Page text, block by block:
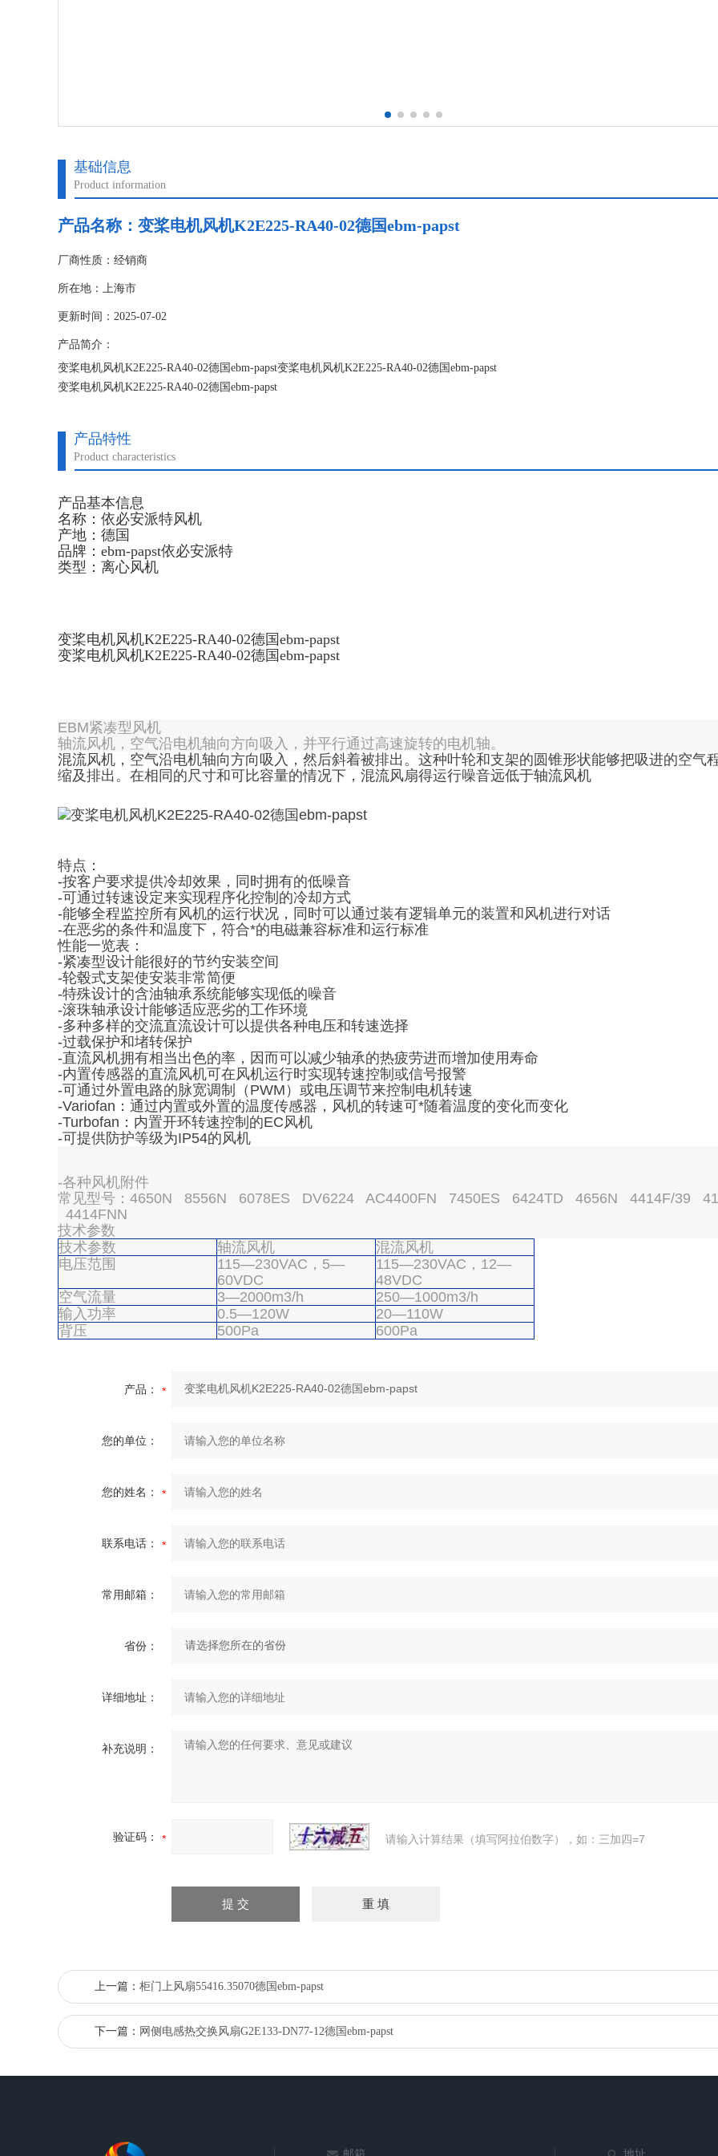
基础信息
Product information
产品名称：变桨电机风机K2E225-RA40-02德国ebm-papst
厂商性质：经销商
所在地：上海市
更新时间：2025-07-02
产品简介：
变桨电机风机K2E225-RA40-02德国ebm-papst变桨电机风机K2E225-RA40-02德国ebm-papst
变桨电机风机K2E225-RA40-02德国ebm-papst
产品特性
Product characteristics
产品基本信息
名称：依必安派特风机
产地：德国
品牌：ebm-papst依必安派特
类型：离心风机
变桨电机风机K2E225-RA40-02德国ebm-papst
变桨电机风机K2E225-RA40-02德国ebm-papst
EBM紧凑型风机
轴流风机，空气沿电机轴向方向吸入，并平行通过高速旋转的电机轴。
混流风机，空气沿电机轴向方向吸入，然后斜着被排出。这种叶轮和支架的圆锥形状能够把吸进的空气
缩及排出。在相同的尺寸和可比容量的情况下，混流风扇得运行噪音远低于轴流风机
特点：
-按客户要求提供冷却效果，同时拥有的低噪音
-可通过转速设定来实现程序化控制的冷却方式
-能够全程监控所有风机的运行状况，同时可以通过装有逻辑单元的装置和风机进行对话
-在恶劣的条件和温度下，符合*的电磁兼容标准和运行标准
性能一览表：
-紧凑型设计能很好的节约安装空间
-轮毂式支架使安装非常简便
-特殊设计的含油轴承系统能够实现低的噪音
-滚珠轴承设计能够适应恶劣的工作环境
-多种多样的交流直流设计可以提供各种电压和转速选择
-过载保护和堵转保护
-直流风机拥有相当出色的率，因而可以减少轴承的热疲劳进而增加使用寿命
-内置传感器的直流风机可在风机运行时实现转速控制或信号报警
-可通过外置电路的脉宽调制（PWM）或电压调节来控制电机转速
-Variofan：通过内置或外置的温度传感器，风机的转速可*随着温度的变化而变化
-Turbofan：内置开环转速控制的EC风机
-可提供防护等级为IP54的风机
-各种风机附件
常见型号：4650N 8556N 6078ES DV6224 AC4400FN 7450ES 6424TD 4656N 4414F/39
4414FNN
技术参数
技术参数
轴流风机
混流风机
电压范围
115—230VAC，5—
60VDC
115—230VAC，12—
48VDC
空气流量
3—2000m3/h
250—1000m3/h
输入功率
0.5—120W
20—110W
背压
500Pa 600Pa
产品：
您的单位：
您的姓名：
联系电话：
常用邮箱：
省份：
详细地址：
补充说明：
验证码： 请输入计算结果（填写阿拉伯数字），如：三加四=7
上一篇： 柜门上风扇55416.35070德国ebm-papst
下一篇： 网侧电感热交换风扇G2E133-DN77-12德国ebm-papst